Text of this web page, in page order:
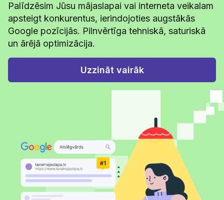
Palīdzēsim Jūsu mājaslapai vai interneta veikalam
apsteigt konkurentus, ierindojoties augstākās
Google pozīcijās. Pilnvērtīga tehniskā, saturiskā
un ārējā optimizācija.
Uzzināt vairāk